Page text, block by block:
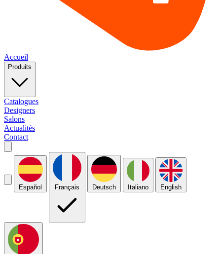
Accueil
Produits
Catalogues
Designers
Salons
Actualités
Contact
Español Français Deutsch Italiano English